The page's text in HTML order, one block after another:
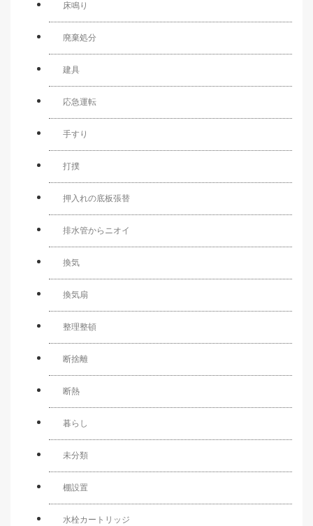
床鳴り
廃棄処分
建具
応急運転
手すり
打撲
押入れの底板張替
排水管からニオイ
換気
換気扇
整理整頓
断捨離
断熱
暮らし
未分類
棚設置
水栓カートリッジ